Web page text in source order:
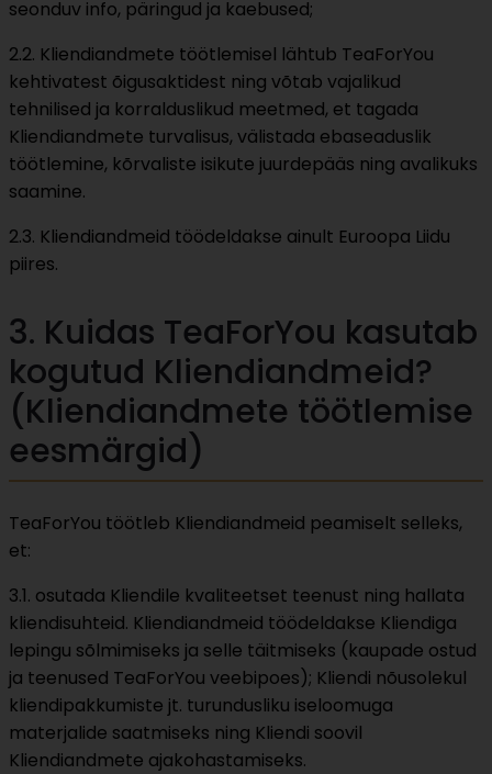
seonduv info, päringud ja kaebused;
2.2. Kliendiandmete töötlemisel lähtub TeaForYou
kehtivatest õigusaktidest ning võtab vajalikud
tehnilised ja korralduslikud meetmed, et tagada
Kliendiandmete turvalisus, välistada ebaseaduslik
töötlemine, kõrvaliste isikute juurdepääs ning avalikuks
saamine.
2.3. Kliendiandmeid töödeldakse ainult Euroopa Liidu
piires.
3. Kuidas TeaForYou kasutab
kogutud Kliendiandmeid?
(Kliendiandmete töötlemise
eesmärgid)
TeaForYou töötleb Kliendiandmeid peamiselt selleks,
et:
3.1. osutada Kliendile kvaliteetset teenust ning hallata
kliendisuhteid. Kliendiandmeid töödeldakse Kliendiga
lepingu sõlmimiseks ja selle täitmiseks (kaupade ostud
ja teenused TeaForYou veebipoes); Kliendi nõusolekul
kliendipakkumiste jt. turundusliku iseloomuga
materjalide saatmiseks ning Kliendi soovil
Kliendiandmete ajakohastamiseks.